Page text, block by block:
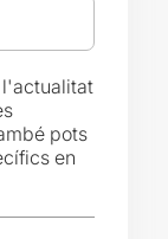
l'actualitat
pots
en